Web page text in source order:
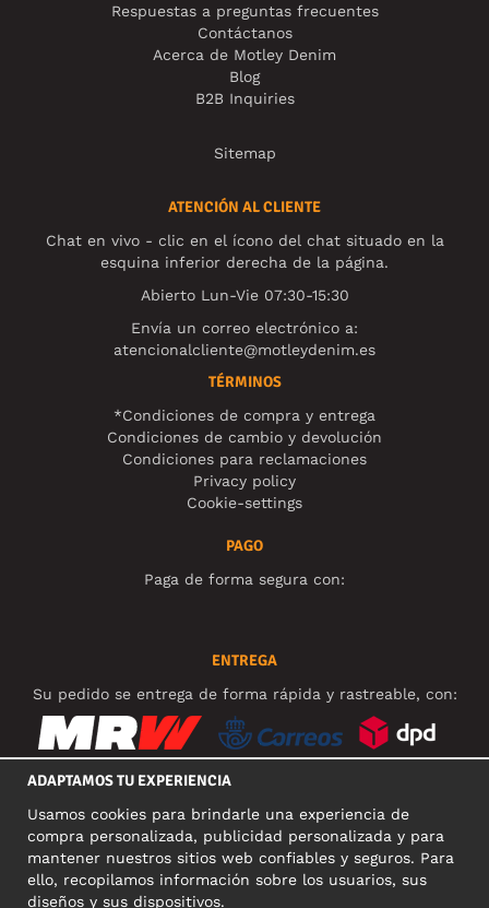
Respuestas a preguntas frecuentes
Contáctanos
Acerca de Motley Denim
Blog
B2B Inquiries
Sitemap
ATENCIÓN AL CLIENTE
Chat en vivo - clic en el ícono del chat situado en la
esquina inferior derecha de la página.
Abierto Lun-Vie 07:30-15:30
Envía un correo electrónico a:
atencionalcliente@motleydenim.es
TÉRMINOS
*Condiciones de compra y entrega
Condiciones de cambio y devolución
Condiciones para reclamaciones
Privacy policy
Cookie-settings
PAGO
Paga de forma segura con:
ENTREGA
Su pedido se entrega de forma rápida y rastreable, con:
REDES SOCIALES
ADAPTAMOS TU EXPERIENCIA
Usamos cookies para brindarle una experiencia de
compra personalizada, publicidad personalizada y para
mantener nuestros sitios web confiables y seguros. Para
ello, recopilamos información sobre los usuarios, sus
diseños y sus dispositivos.